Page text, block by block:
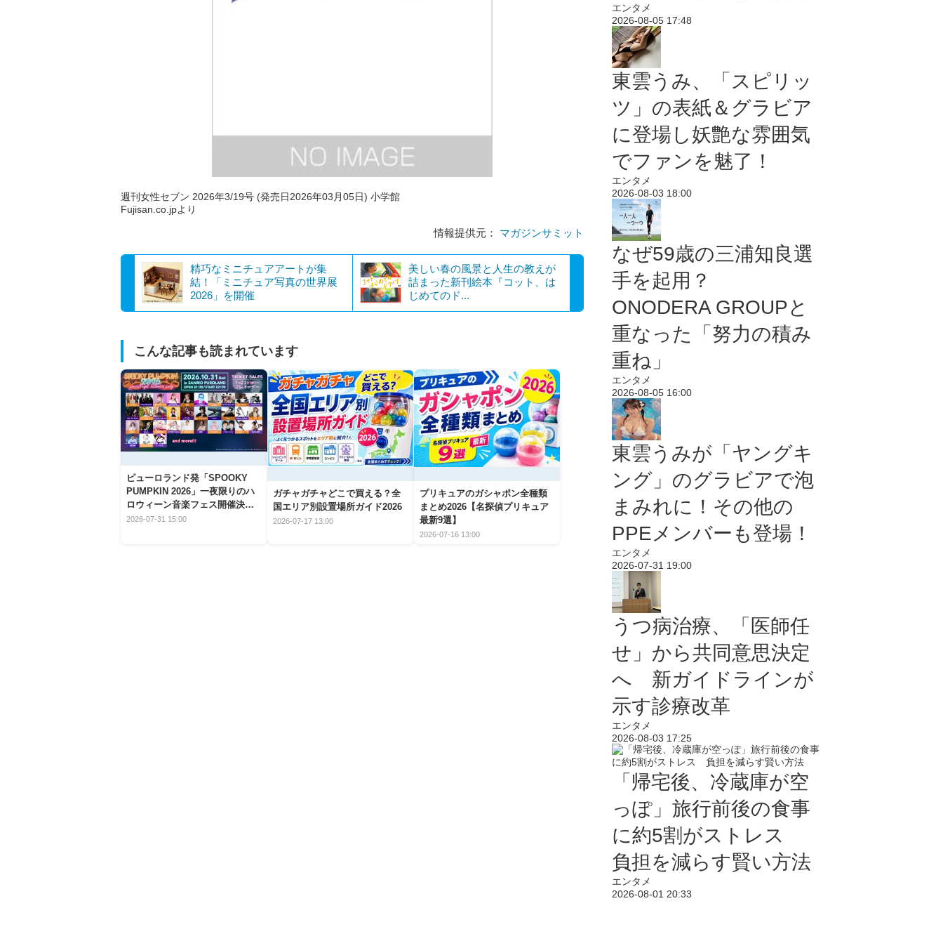
週刊女性セブン 2026年3/19号 (発売日2026年03月05日) 小学館
Fujisan.co.jpより
情報提供元： マガジンサミット
精巧なミニチュアアートが集
結！「ミニチュア写真の世界展
2026」を開催
美しい春の風景と人生の教えが
詰まった新刊絵本『コット、は
じめてのド...
こんな記事も読まれています
ピューロランド発「SPOOKY
PUMPKIN 2026」一夜限りのハ
ロウィーン音楽フェス開催決
定！
2026-07-31 15:00
ガチャガチャどこで買える？全
国エリア別設置場所ガイド2026
2026-07-17 13:00
プリキュアのガシャポン全種類
まとめ2026【名探偵プリキュア
最新9選】
2026-07-16 13:00
エンタメ
2026-08-05 17:48
東雲うみ、「スピリッ
ツ」の表紙＆グラビア
に登場し妖艶な雰囲気
でファンを魅了！
エンタメ
2026-08-03 18:00
なぜ59歳の三浦知良選
手を起用？
ONODERA GROUPと
重なった「努力の積み
重ね」
エンタメ
2026-08-05 16:00
東雲うみが「ヤングキ
ング」のグラビアで泡
まみれに！その他の
PPEメンバーも登場！
エンタメ
2026-07-31 19:00
うつ病治療、「医師任
せ」から共同意思決定
へ 新ガイドラインが
示す診療改革
エンタメ
2026-08-03 17:25
「帰宅後、冷蔵庫が空
っぽ」旅行前後の食事
に約5割がストレス
負担を減らす賢い方法
エンタメ
2026-08-01 20:33